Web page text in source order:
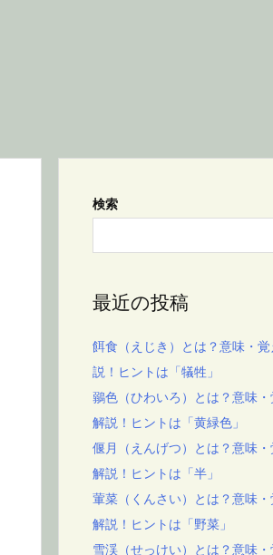
検索
最近の投稿
餌食（えじき）とは？意味・
説！ヒントは「犠牲」
鶸色（ひわいろ）とは？意味・
解説！ヒントは「黄緑色」
偃月（えんげつ）とは？意味・
解説！ヒントは「半」
葷菜（くんさい）とは？意味・
解説！ヒントは「野菜」
雪渓（せっけい）とは？意味